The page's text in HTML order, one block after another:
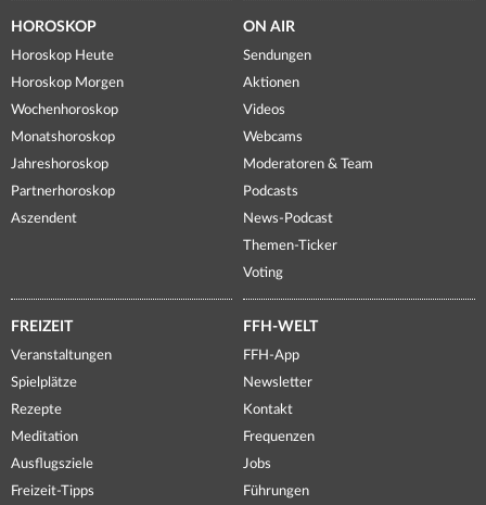
HOROSKOP
Horoskop Heute
Horoskop Morgen
Wochenhoroskop
Monatshoroskop
Jahreshoroskop
Partnerhoroskop
Aszendent
ON AIR
Sendungen
Aktionen
Videos
Webcams
Moderatoren & Team
Podcasts
News-Podcast
Themen-Ticker
Voting
FREIZEIT
Veranstaltungen
Spielplätze
Rezepte
Meditation
Ausflugsziele
Freizeit-Tipps
FFH-WELT
FFH-App
Newsletter
Kontakt
Frequenzen
Jobs
Führungen